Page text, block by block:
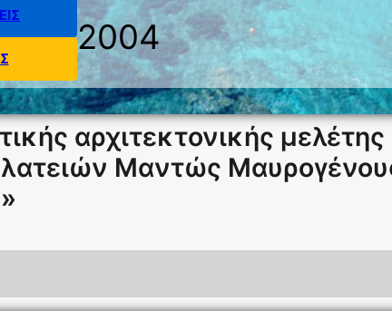
2004
αρχιτεκτονικής
Μαντώς